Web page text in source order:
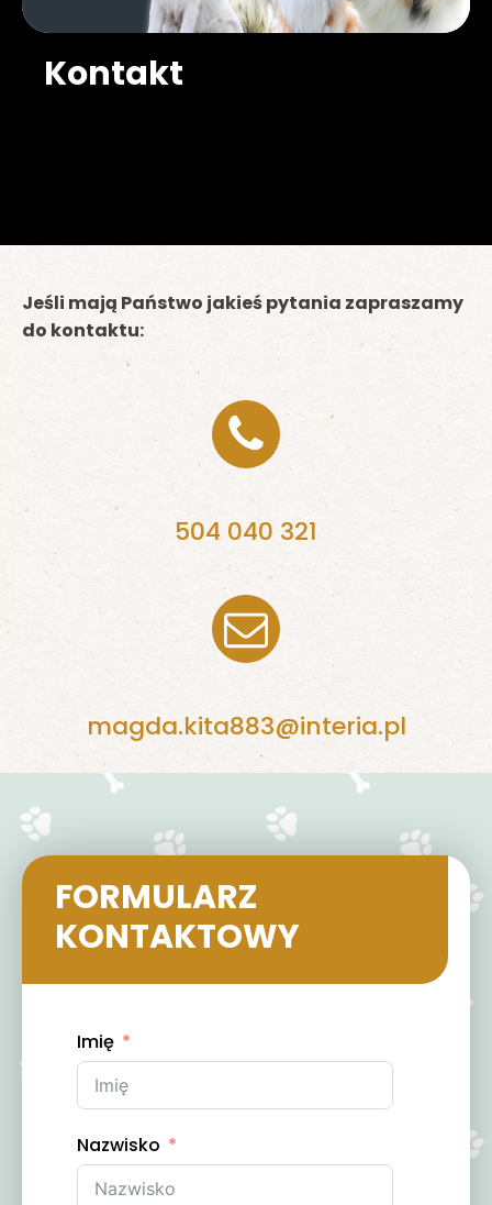
Kontakt
Jeśli mają Państwo jakieś pytania zapraszamy
do kontaktu:
504 040 321
magda.kita883@interia.pl
FORMULARZ
KONTAKTOWY
Imię
Nazwisko